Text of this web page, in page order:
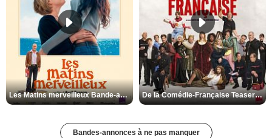
Les Matins merveilleux Bande-annonce VF De la Comédie-Française Teaser VF
Bandes-annonces à ne pas manquer